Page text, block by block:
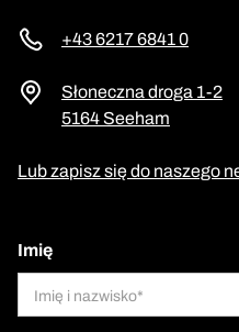
+43 6217 6841 0
Słoneczna droga 1-2
5164 Seeham
Lub zapisz się do naszego
Imię